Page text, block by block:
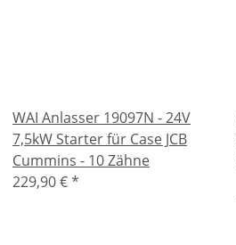
WAI Anlasser 19097N - 24V
7,5kW Starter für Case JCB
Cummins - 10 Zähne
229,90 €*